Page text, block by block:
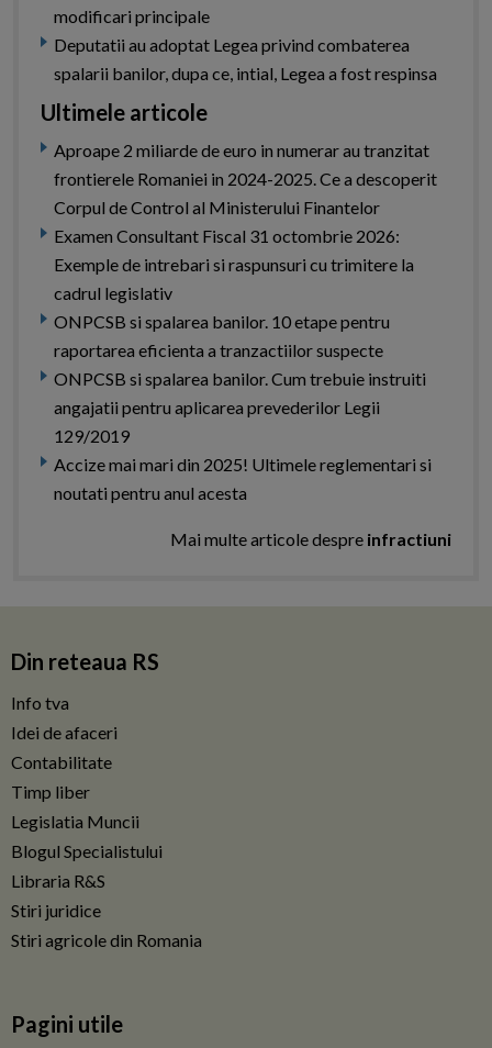
modificari principale
Deputatii au adoptat Legea privind combaterea
spalarii banilor, dupa ce, intial, Legea a fost respinsa
Ultimele articole
Aproape 2 miliarde de euro in numerar au tranzitat
frontierele Romaniei in 2024-2025. Ce a descoperit
Corpul de Control al Ministerului Finantelor
Examen Consultant Fiscal 31 octombrie 2026:
Exemple de intrebari si raspunsuri cu trimitere la
cadrul legislativ
ONPCSB si spalarea banilor. 10 etape pentru
raportarea eficienta a tranzactiilor suspecte
ONPCSB si spalarea banilor. Cum trebuie instruiti
angajatii pentru aplicarea prevederilor Legii
129/2019
Accize mai mari din 2025! Ultimele reglementari si
noutati pentru anul acesta
Mai multe articole despre infractiuni
Din reteaua RS
Info tva
Idei de afaceri
Contabilitate
Timp liber
Legislatia Muncii
Blogul Specialistului
Libraria R&S
Stiri juridice
Stiri agricole din Romania
Pagini utile